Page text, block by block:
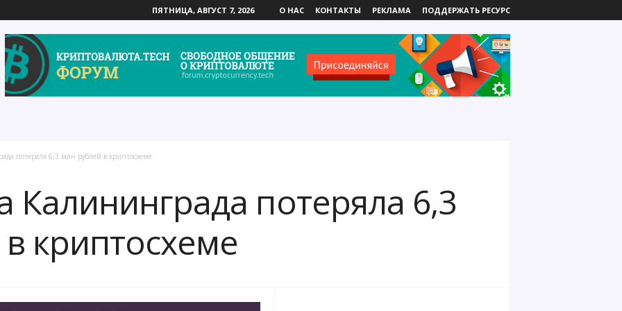
ПЯТНИЦА, АВГУСТ 7, 2026 О НАС КОНТАКТЫ РЕКЛАМА ПОДДЕРЖАТЬ РЕСУРС
потеряла 6,3 млн рублей в криптосхеме
Калининграда потеряла 6,3
криптосхеме